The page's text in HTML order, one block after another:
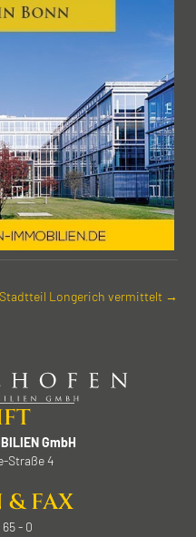
Longerich vermittelt →
GmbH
Straße 4
& FAX
- 0